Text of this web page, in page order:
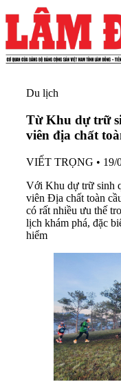
Du lịch
Từ Khu dự trữ
viên địa chất
VIẾT TRỌNG • 19/
Với Khu dự trữ sinh
viên Địa chất toàn
có rất nhiều ưu thế
lịch khám phá, đặc
hiểm